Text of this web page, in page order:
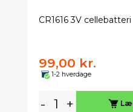
CR1616 3V cellebatteri
99,00 kr.
1-2 hverdage
- +